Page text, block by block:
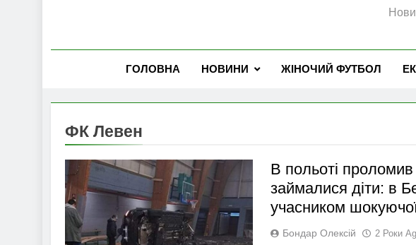
ГОЛОВНА НОВИНИ ЖІНОЧИЙ ФУТБОЛ
ФК Левен
В польоті проломив
займалися діти: в
учасником
Бондар Олексій 2 Роки